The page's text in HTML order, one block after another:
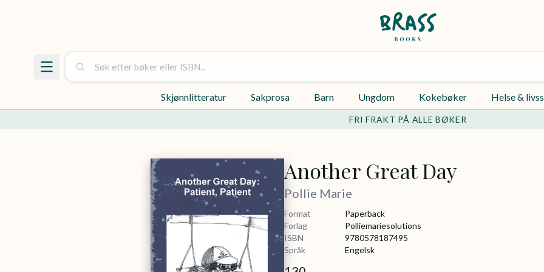
Skjønnlitteratur Sakprosa Barn Ungdom Kokebøker Helse &
FRI FRAKT PÅ ALLE BØKER
Another Great Day
Pollie Marie
Format
Paperback
Forlag
Polliemariesolutions
ISBN
9780578187495
Språk
Engelsk